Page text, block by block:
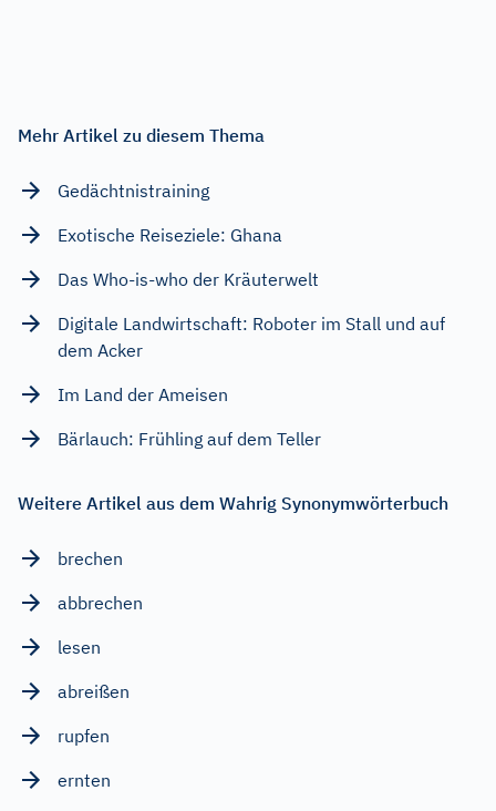
Mehr Artikel zu diesem Thema
Gedächtnistraining
Exotische Reiseziele: Ghana
Das Who-is-who der Kräuterwelt
Digitale Landwirtschaft: Roboter im Stall und auf
dem Acker
Im Land der Ameisen
Bärlauch: Frühling auf dem Teller
Weitere Artikel aus dem Wahrig Synonymwörterbuch
brechen
abbrechen
lesen
abreißen
rupfen
ernten